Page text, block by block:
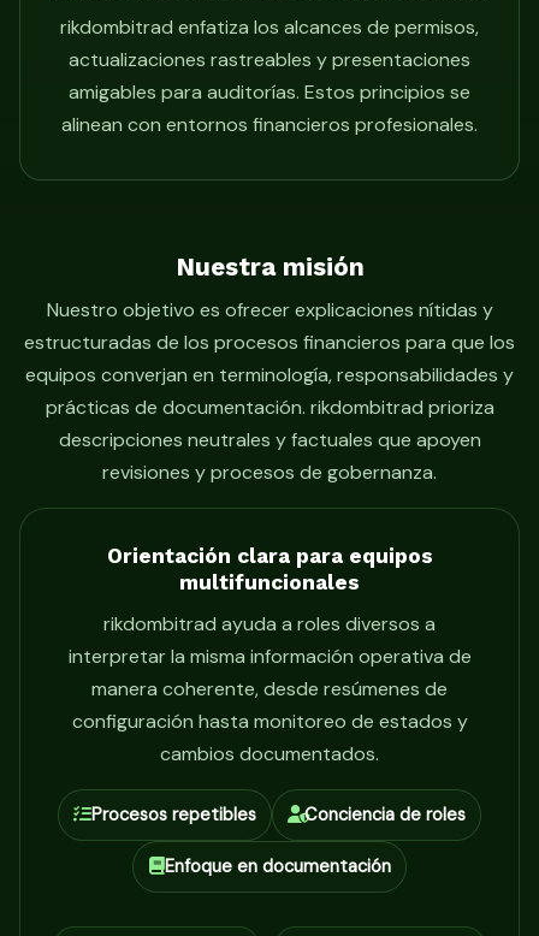
rikdombitrad enfatiza los alcances de permisos,
actualizaciones rastreables y presentaciones
amigables para auditorías. Estos principios se
alinean con entornos financieros profesionales.
Nuestra misión
Nuestro objetivo es ofrecer explicaciones nítidas y
estructuradas de los procesos financieros para que los
equipos converjan en terminología, responsabilidades y
prácticas de documentación. rikdombitrad prioriza
descripciones neutrales y factuales que apoyen
revisiones y procesos de gobernanza.
Orientación clara para equipos
multifuncionales
rikdombitrad ayuda a roles diversos a
interpretar la misma información operativa de
manera coherente, desde resúmenes de
configuración hasta monitoreo de estados y
cambios documentados.
Procesos repetibles Conciencia de roles
Enfoque en documentación